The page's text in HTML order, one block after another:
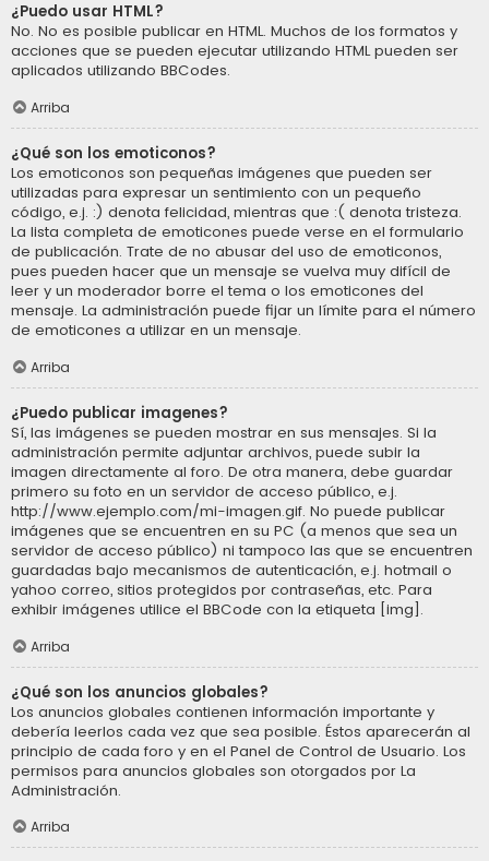
¿Puedo usar HTML?
No. No es posible publicar en HTML. Muchos de los formatos y
acciones que se pueden ejecutar utilizando HTML pueden ser
aplicados utilizando BBCodes.
Arriba
¿Qué son los emoticonos?
Los emoticonos son pequeñas imágenes que pueden ser
utilizadas para expresar un sentimiento con un pequeño
código, e.j. :) denota felicidad, mientras que :( denota tristeza.
La lista completa de emoticones puede verse en el formulario
de publicación. Trate de no abusar del uso de emoticonos,
pues pueden hacer que un mensaje se vuelva muy difícil de
leer y un moderador borre el tema o los emoticones del
mensaje. La administración puede fijar un límite para el número
de emoticones a utilizar en un mensaje.
Arriba
¿Puedo publicar imagenes?
Sí, las imágenes se pueden mostrar en sus mensajes. Si la
administración permite adjuntar archivos, puede subir la
imagen directamente al foro. De otra manera, debe guardar
primero su foto en un servidor de acceso público, e.j.
http://www.ejemplo.com/mi-imagen.gif. No puede publicar
imágenes que se encuentren en su PC (a menos que sea un
servidor de acceso público) ni tampoco las que se encuentren
guardadas bajo mecanismos de autenticación, e.j. hotmail o
yahoo correo, sitios protegidos por contraseñas, etc. Para
exhibir imágenes utilice el BBCode con la etiqueta [img].
Arriba
¿Qué son los anuncios globales?
Los anuncios globales contienen información importante y
debería leerlos cada vez que sea posible. Éstos aparecerán al
principio de cada foro y en el Panel de Control de Usuario. Los
permisos para anuncios globales son otorgados por La
Administración.
Arriba